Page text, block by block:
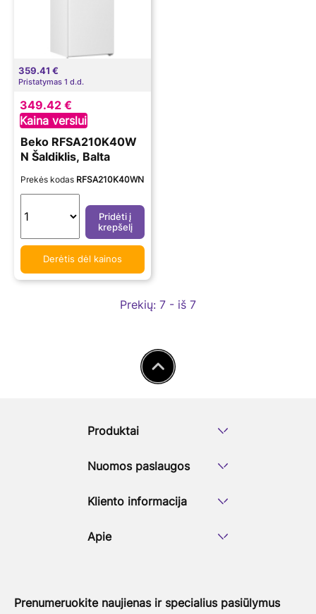
359.41 €
Pristatymas 1 d.d.
349.42 €
Kaina verslui
Beko RFSA210K40W
N Šaldiklis, Balta
Prekės kodas RFSA210K40WN
Pridėti į
krepšelį
Derėtis dėl kainos
Prekių: 7 - iš 7
Produktai
Nuomos paslaugos
Kliento informacija
Apie
Prenumeruokite naujienas ir specialius pasiūlymus